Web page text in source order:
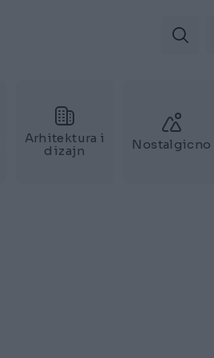
Arhitektura i
dizajn
Nostalgicno